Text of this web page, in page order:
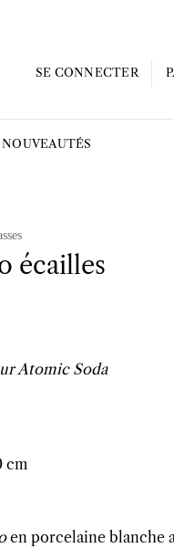
SE CONNECTER
NOUVEAUTÉS
écailles
Atomic Soda
cm
en porcelaine blanche